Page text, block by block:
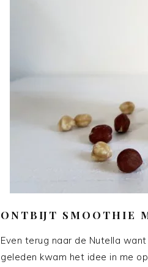
ONTBIJT SMOOTHIE
Even terug naar de Nutella
geleden kwam het idee in me